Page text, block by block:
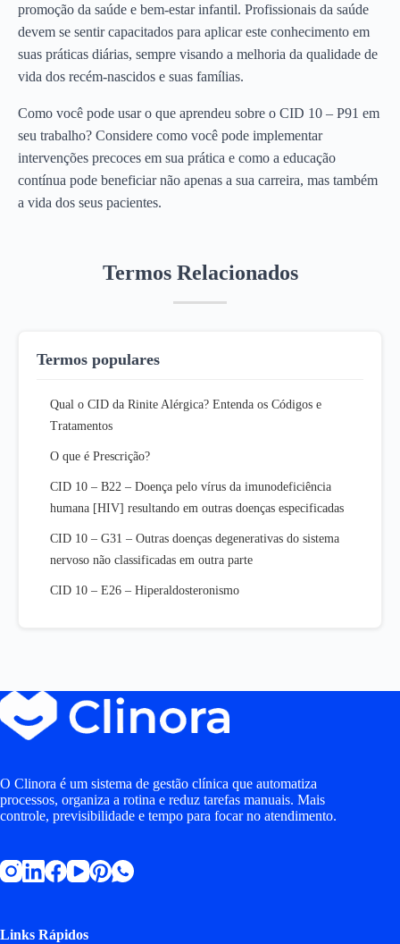
promoção da saúde e bem-estar infantil. Profissionais da saúde
devem se sentir capacitados para aplicar este conhecimento em
suas práticas diárias, sempre visando a melhoria da qualidade de
vida dos recém-nascidos e suas famílias.
Como você pode usar o que aprendeu sobre o CID 10 – P91 em
seu trabalho? Considere como você pode implementar
intervenções precoces em sua prática e como a educação
contínua pode beneficiar não apenas a sua carreira, mas também
a vida dos seus pacientes.
Termos Relacionados
Termos populares
Qual o CID da Rinite Alérgica? Entenda os Códigos e
Tratamentos
O que é Prescrição?
CID 10 – B22 – Doença pelo vírus da imunodeficiência
humana [HIV] resultando em outras doenças especificadas
CID 10 – G31 – Outras doenças degenerativas do sistema
nervoso não classificadas em outra parte
CID 10 – E26 – Hiperaldosteronismo
O Clinora é um sistema de gestão clínica que automatiza
processos, organiza a rotina e reduz tarefas manuais. Mais
controle, previsibilidade e tempo para focar no atendimento.
Links Rápidos